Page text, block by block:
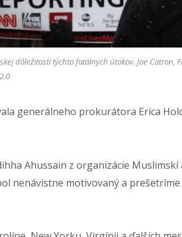
dôležitosti týchto fatálnych útokov. Joe Catron,
generálneho prokurátora Erica
Ahussain z organizácie Muslimskí
nenávistne motivovaný a